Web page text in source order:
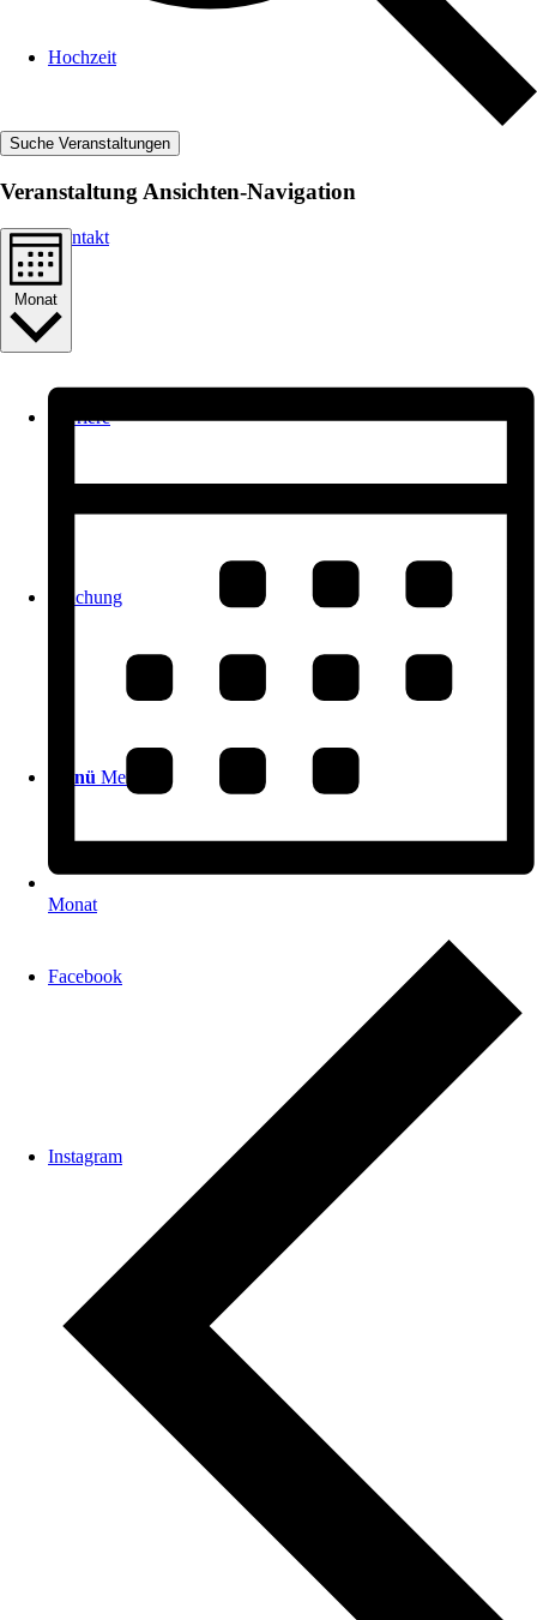
Hochzeit
Kontakt
Karriere
Buchung
Menü Menü
Facebook
Instagram
Suche Veranstaltungen
Veranstaltung Ansichten-Navigation
Monat
Monat